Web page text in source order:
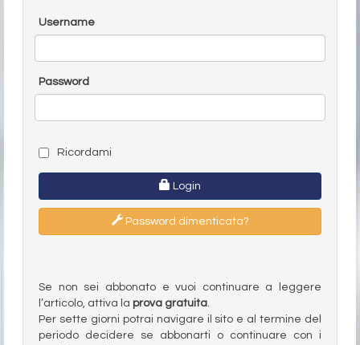
Username
Password
Ricordami
Login
Password dimenticata?
Se non sei abbonato e vuoi continuare a leggere
l’articolo, attiva la prova gratuita.
Per sette giorni potrai navigare il sito e al termine del
periodo decidere se abbonarti o continuare con i